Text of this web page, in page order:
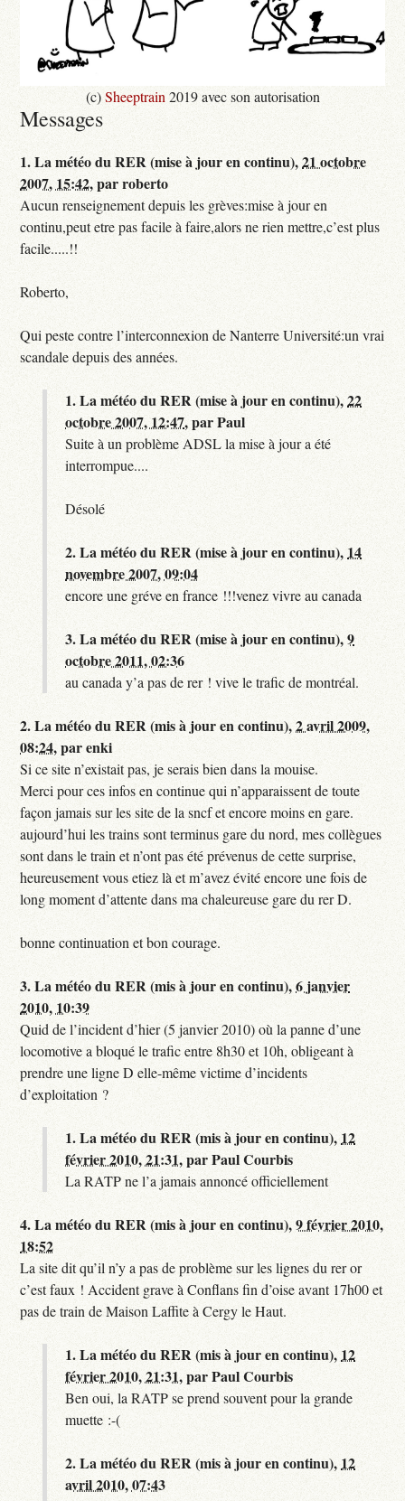
(c)Sheeptrain 2019 avec son autorisation
Messages
1.La météo du RER (mise à jour en continu),21 octobre
2007, 15:42,parroberto
Aucun renseignement depuis les grèves:mise à jour en
continu,peut etre pas facile à faire,alors ne rien mettre,c’est plus
facile.....!!
Roberto,
Qui peste contre l’interconnexion de Nanterre Université:un vrai
scandale depuis des années.
1.La météo du RER (mise à jour en continu),22
octobre 2007, 12:47,parPaul
Suite à un problème ADSL la mise à jour a été
interrompue....
Désolé
2.La météo du RER (mise à jour en continu), 14
novembre 2007, 09:04
encore une gréve en france !!!venez vivre au canada
3.La météo du RER (mise à jour en continu),9
octobre 2011, 02:36
au canada y’a pas de rer ! vive le trafic de montréal.
2.La météo du RER (mis à jour en continu),2 avril 2009,
08:24,parenki
Si ce site n’existait pas, je serais bien dans la mouise.
Merci pour ces infos en continue qui n’apparaissent de toute
façon jamais sur les site de la sncf et encore moins en gare.
aujourd’hui les trains sont terminus gare du nord, mes collègues
sont dans le train et n’ont pas été prévenus de cette surprise,
heureusement vous etiez là et m’avez évité encore une fois de
long moment d’attente dans ma chaleureuse gare du rer D.
bonne continuation et bon courage.
3.La météo du RER (mis à jour en continu),6 janvier
2010, 10:39
Quid de l’incident d’hier (5 janvier 2010) où la panne d’une
locomotive a bloqué le trafic entre 8h30 et 10h, obligeant à
prendre une ligne D elle-même victime d’incidents
d’exploitation ?
1.La météo du RER (mis à jour en continu), 12
février 2010, 21:31,parPaul Courbis
La RATP ne l’a jamais annoncé officiellement
4.La météo du RER (mis à jour en continu),9 février 2010,
18:52
La site dit qu’il n’y a pas de problème sur les lignes du rer or
c’est faux ! Accident grave à Conflans fin d’oise avant 17h00 et
pas de train de Maison Laffite à Cergy le Haut.
1.La météo du RER (mis à jour en continu), 12
février 2010, 21:31,parPaul Courbis
Ben oui, la RATP se prend souvent pour la grande
muette :-(
2.La météo du RER (mis à jour en continu), 12
avril 2010, 07:43